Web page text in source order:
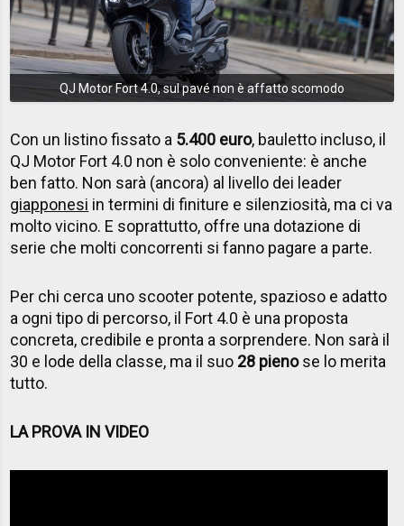
QJ Motor Fort 4.0, sul pavé non è affatto scomodo
Con un listino fissato a 5.400 euro, bauletto incluso, il
QJ Motor Fort 4.0 non è solo conveniente: è anche
ben fatto. Non sarà (ancora) al livello dei leader
giapponesi in termini di finiture e silenziosità, ma ci va
molto vicino. E soprattutto, offre una dotazione di
serie che molti concorrenti si fanno pagare a parte.
Per chi cerca uno scooter potente, spazioso e adatto
a ogni tipo di percorso, il Fort 4.0 è una proposta
concreta, credibile e pronta a sorprendere. Non sarà il
30 e lode della classe, ma il suo 28 pienose lo merita
tutto.
LA PROVA IN VIDEO